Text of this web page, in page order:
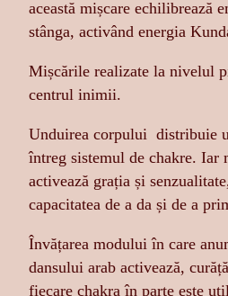
această mișcare echilibrează
stânga, activând energia
Mișcările realizate la nivelul
centrul inimii.
Unduirea corpului distribuie
întreg sistemul de chakre. Iar
activează grația și
capacitatea de a da și de a
Învățarea modului în care
dansului arab activează,
fiecare chakra în parte este